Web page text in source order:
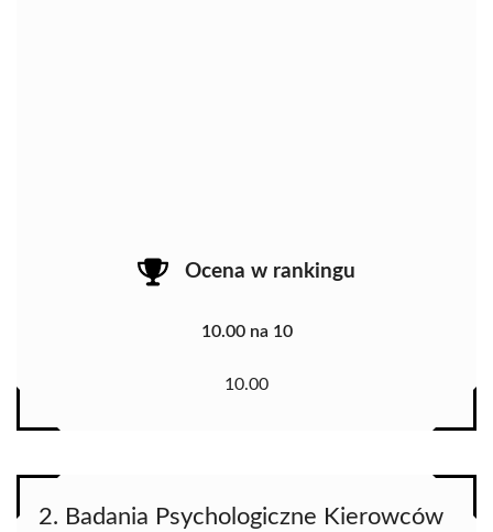
Ocena w rankingu
10.00 na 10
10.00
2. Badania Psychologiczne Kierowców